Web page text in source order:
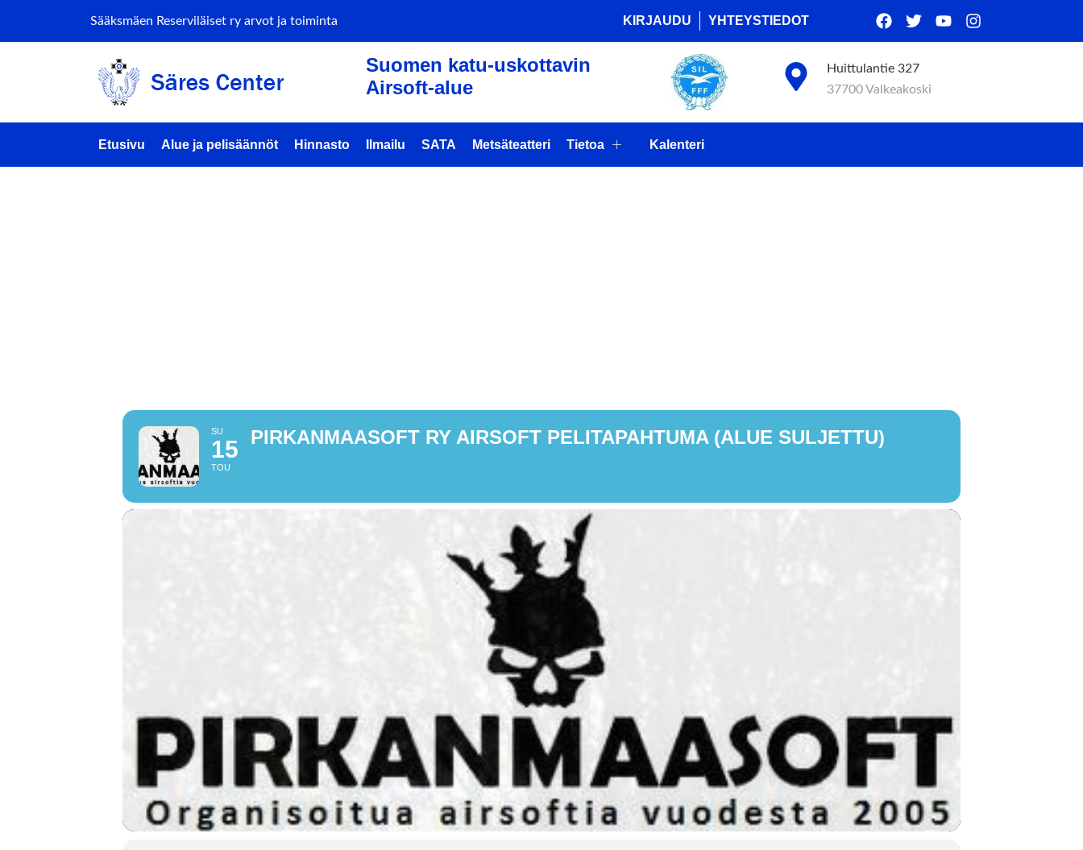
Sääksmäen Reserviläiset ry arvot ja toiminta KIRJAUDU YHTEYSTIEDOT
Suomen katu-uskottavin
Airsoft-alue
Huittulantie 327
37700 Valkeakoski
Etusivu Alue ja pelisäännöt Hinnasto Ilmailu SATA Metsäteatteri Tietoa Kalenteri
SU
15
TOU
PIRKANMAASOFT RY AIRSOFT PELITAPAHTUMA (ALUE SULJETTU)